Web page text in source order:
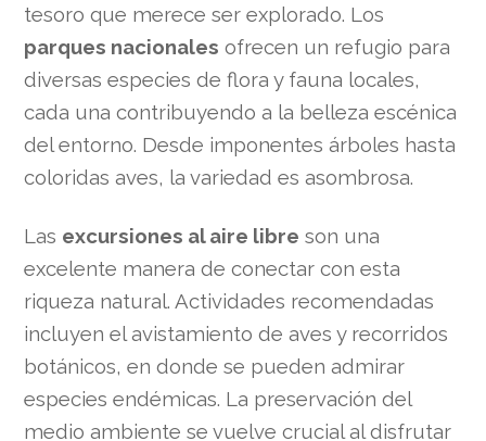
tesoro que merece ser explorado. Los
parques nacionales ofrecen un refugio para
diversas especies de flora y fauna locales,
cada una contribuyendo a la belleza escénica
del entorno. Desde imponentes árboles hasta
coloridas aves, la variedad es asombrosa.
Las excursiones al aire libre son una
excelente manera de conectar con esta
riqueza natural. Actividades recomendadas
incluyen el avistamiento de aves y recorridos
botánicos, en donde se pueden admirar
especies endémicas. La preservación del
medio ambiente se vuelve crucial al disfrutar